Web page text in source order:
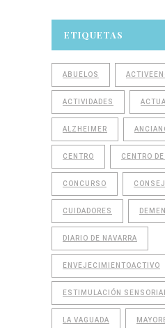
ETIQUETAS
ABUELOS
ACTIVIDADES
ALZHEIMER
CENTRO CENTRO
CONCURSO
CUIDADORES
DIARIO DE NAVARRA
ENVEJECIMIENTOACTIVO
ESTIMULACIÓN SENSORIAL
LA VAGUADA